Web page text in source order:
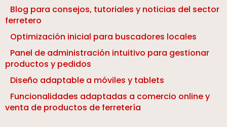
Blog para consejos, tutoriales y noticias del sector
ferretero
Optimización inicial para buscadores locales
Panel de administración intuitivo para gestionar
productos y pedidos
Diseño adaptable a móviles y tablets
Funcionalidades adaptadas a comercio online y
venta de productos de ferretería